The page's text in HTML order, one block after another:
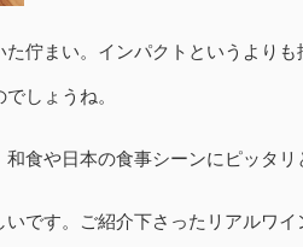
佇まい。インパクトというより
しょうね。
食や日本の食事シーンにピッタリ
です。ご紹介下さったリアルワ